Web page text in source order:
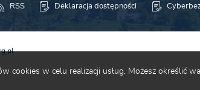
RSS Deklaracja dostępności
cookies w celu realizacji usług. Możesz określić